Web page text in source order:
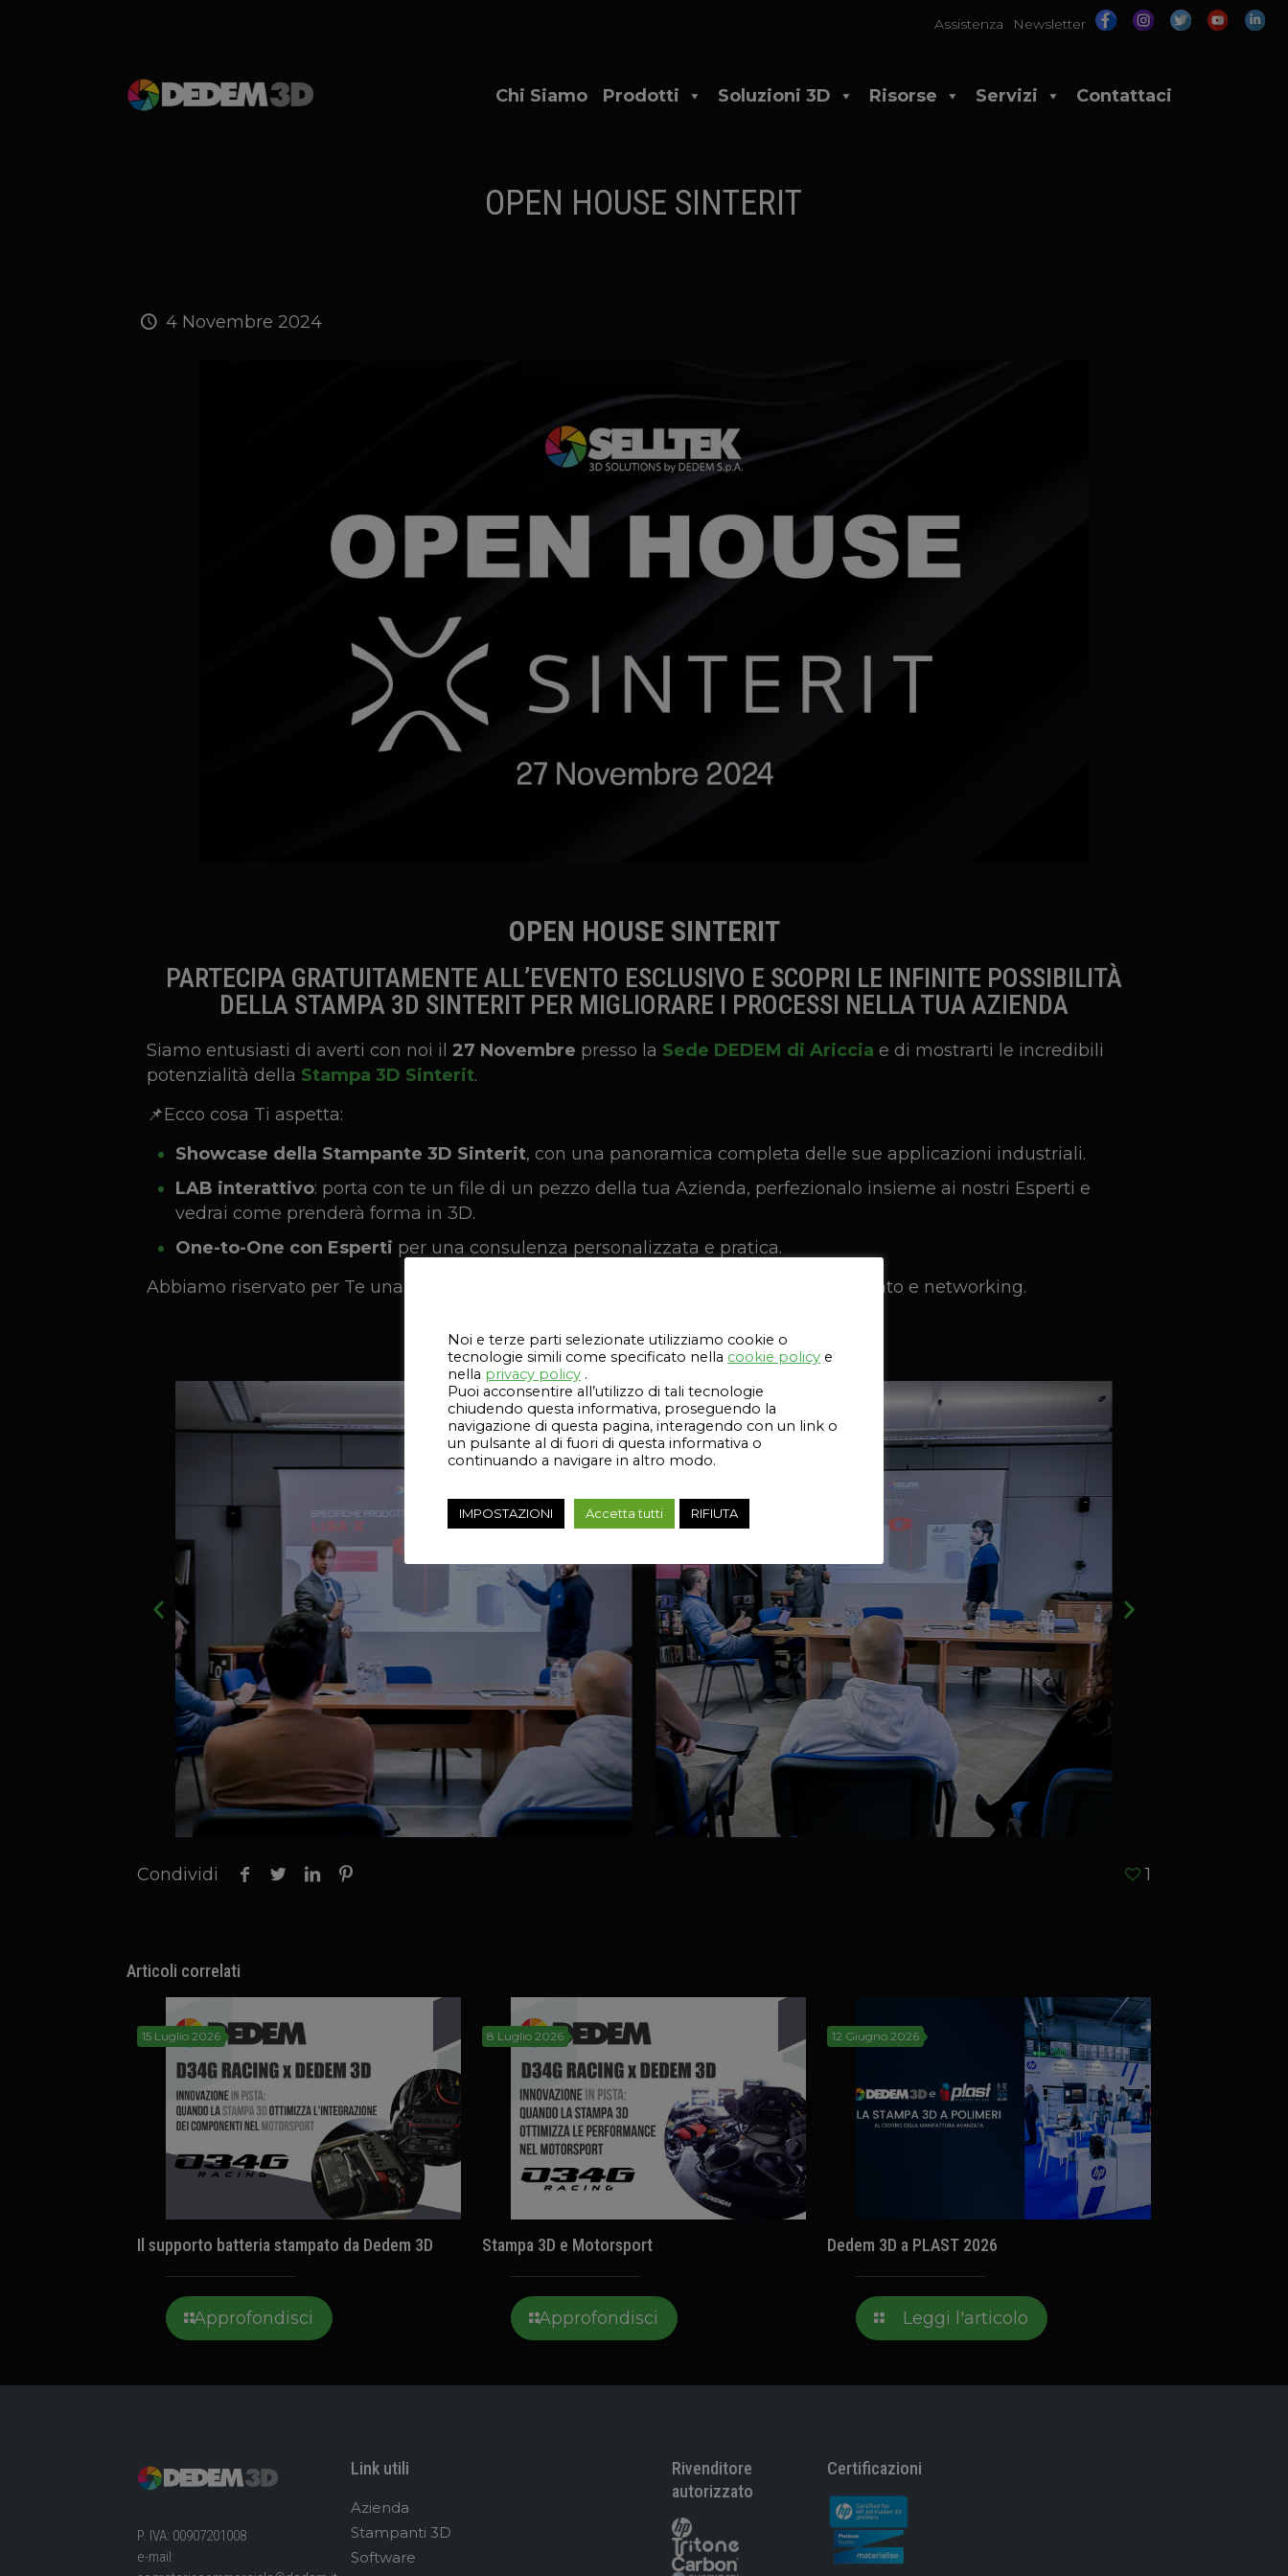
Assistenza Newsletter
Chi Siamo Prodotti Soluzioni 3D Risorse Servizi Contattaci
OPEN HOUSE SINTERIT
4 Novembre 2024
OPEN HOUSE SINTERIT
PARTECIPA GRATUITAMENTE ALL’EVENTO ESCLUSIVO E SCOPRI LE INFINITE POSSIBILITÀ
DELLA STAMPA 3D SINTERIT PER MIGLIORARE I PROCESSI NELLA TUA AZIENDA
Siamo entusiasti di averti con noi il 27 Novembre presso la Sede DEDEM di Ariccia e di mostrarti le incredibili
potenzialità della Stampa 3D Sinterit.
📌Ecco cosa Ti aspetta:
Showcase della Stampante 3D Sinterit, con una panoramica completa delle sue applicazioni industriali.
LAB interattivo: porta con te un file di un pezzo della tua Azienda, perfezionalo insieme ai nostri Esperti e
vedrai come prenderà forma in 3D.
One-to-One con Esperti per una consulenza personalizzata e pratica.
Abbiamo riservato per Te una giornata interattiva e ricca di occasioni di apprendimento e networking.
GALLERY
Condividi 1
Articoli correlati
15 Luglio 2026
Il supporto batteria stampato da Dedem 3D
Approfondisci
8 Luglio 2026
Stampa 3D e Motorsport
Approfondisci
12 Giugno 2026
Dedem 3D a PLAST 2026
Leggi l'articolo
P. IVA: 00907201008
e-mail:
Link utili
Azienda
Stampanti 3D
Software
Rivenditore
autorizzato
Certificazioni
Noi e terze parti selezionate utilizziamo cookie o
tecnologie simili come specificato nella cookie policy e
nella privacy policy .
Puoi acconsentire all’utilizzo di tali tecnologie
chiudendo questa informativa, proseguendo la
navigazione di questa pagina, interagendo con un link o
un pulsante al di fuori di questa informativa o
continuando a navigare in altro modo.
IMPOSTAZIONI Accetta tutti RIFIUTA